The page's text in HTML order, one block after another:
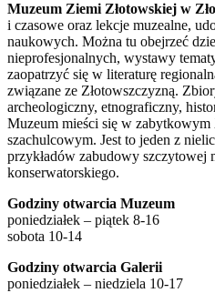
Muzeum Ziemi Złotowskiej w
i czasowe oraz lekcje muzealne,
naukowych. Można tu obejrzeć
nieprofesjonalnych, wystawy
zaopatrzyć się w literaturę
związane ze Złotowszczyzną.
archeologiczny, etnograficzny,
Muzeum mieści się w
szachulcowym. Jest to jeden z
przykładów zabudowy szczytowej
konserwatorskiego.
Godziny otwarcia Muzeum
poniedziałek – piątek 8-16
sobota 10-14
Godziny otwarcia Galerii
poniedziałek – niedziela 10-17